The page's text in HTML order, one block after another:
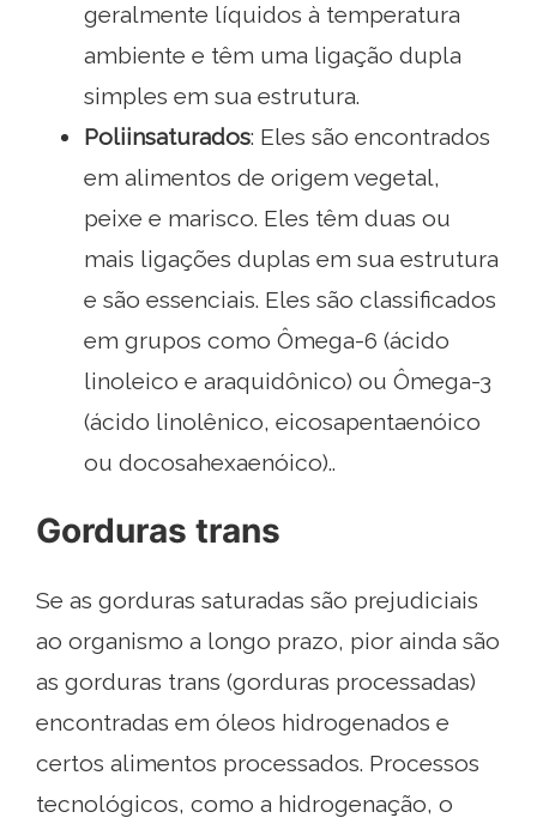
geralmente líquidos à temperatura
ambiente e têm uma ligação dupla
simples em sua estrutura.
Poliinsaturados: Eles são encontrados
em alimentos de origem vegetal,
peixe e marisco. Eles têm duas ou
mais ligações duplas em sua estrutura
e são essenciais. Eles são classificados
em grupos como Ômega-6 (ácido
linoleico e araquidônico) ou Ômega-3
(ácido linolênico, eicosapentaenóico
ou docosahexaenóico)..
Gorduras trans
Se as gorduras saturadas são prejudiciais
ao organismo a longo prazo, pior ainda são
as gorduras trans (gorduras processadas)
encontradas em óleos hidrogenados e
certos alimentos processados. Processos
tecnológicos, como a hidrogenação, o